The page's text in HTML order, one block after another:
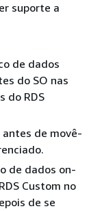
suporte a
de dados
do SO nas
do RDS
antes de movê-
de dados on-
Custom no
de se